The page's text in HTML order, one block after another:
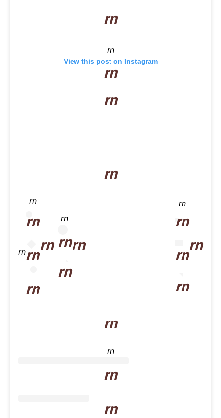
rn
rn
View this post on Instagram
rn
rn
rn
rn
rn
rn
rn
rn
rn
rn
rn
rn
rn
rn
rn
rn
rn
rn
rn
rn
rn
rn